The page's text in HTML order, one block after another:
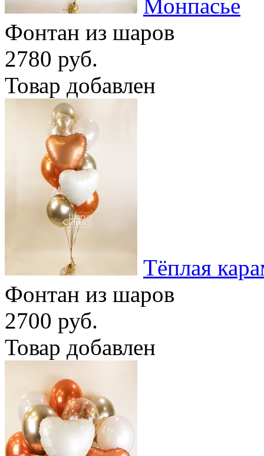
Монпасье
Фонтан из шаров
2780 руб.
Товар добавлен
Тёплая
Фонтан из шаров
2700 руб.
Товар добавлен